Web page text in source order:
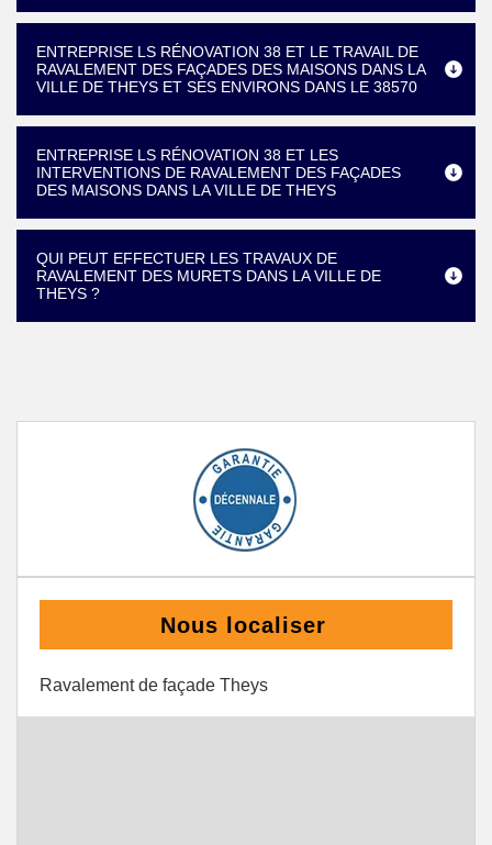
ENTREPRISE LS RÉNOVATION 38 ET LE TRAVAIL DE
RAVALEMENT DES FAÇADES DES MAISONS DANS LA
VILLE DE THEYS ET SES ENVIRONS DANS LE 38570
ENTREPRISE LS RÉNOVATION 38 ET LES
INTERVENTIONS DE RAVALEMENT DES FAÇADES
DES MAISONS DANS LA VILLE DE THEYS
QUI PEUT EFFECTUER LES TRAVAUX DE
RAVALEMENT DES MURETS DANS LA VILLE DE
THEYS ?
Nous localiser
Ravalement de façade Theys